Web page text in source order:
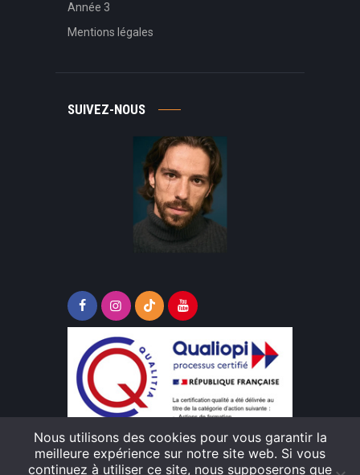
Année 3
Mentions légales
SUIVEZ-NOUS
Télécharger le lien pour consulter le
certificat de conformité Qualiopi
Nous utilisons des cookies pour vous garantir la
meilleure expérience sur notre site web. Si vous
continuez à utiliser ce site, nous supposerons que